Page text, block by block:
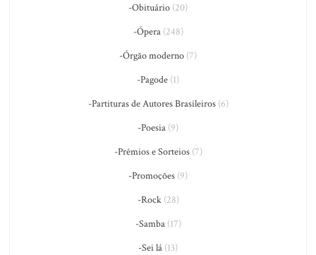
-Obituário (20)
-Ópera(248)
-Órgão moderno (7)
-Pagode (1)
-Partituras de Autores Brasileiros(6)
-Poesia (9)
-Prêmios e Sorteios(7)
-Promoções (9)
-Rock(28)
-Samba(17)
-Sei lá (13)